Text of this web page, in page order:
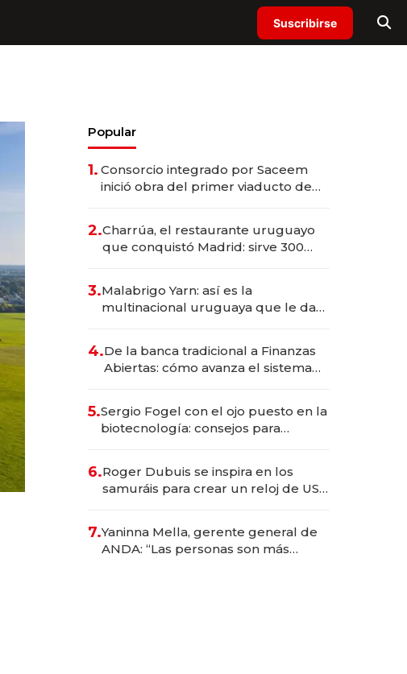
Suscribirse
Popular
1. Consorcio integrado por Saceem
inició obra del primer viaducto de
millones
2.Charrúa, el restaurante uruguayo
que conquistó Madrid: sirve 300
prepara apertura
3.Malabrigo Yarn: así es la
multinacional uruguaya que le da
4.De la banca tradicional a Finanzas
Abiertas: cómo avanza el sistema
5.Sergio Fogel con el ojo puesto en la
biotecnología: consejos para
6.Roger Dubuis se inspira en los
samuráis para crear un reloj de US$
7.Yaninna Mella, gerente general de
ANDA: “Las personas son más